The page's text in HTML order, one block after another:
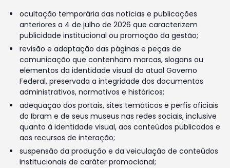
ocultação temporária das notícias e publicações
anteriores a 4 de julho de 2026 que caracterizem
publicidade institucional ou promoção da gestão;
revisão e adaptação das páginas e peças de
comunicação que contenham marcas, slogans ou
elementos da identidade visual do atual Governo
Federal, preservada a integridade dos documentos
administrativos, normativos e históricos;
adequação dos portais, sites temáticos e perfis oficiais
do Ibram e de seus museus nas redes sociais, inclusive
quanto à identidade visual, aos conteúdos publicados e
aos recursos de interação;
suspensão da produção e da veiculação de conteúdos
institucionais de caráter promocional;